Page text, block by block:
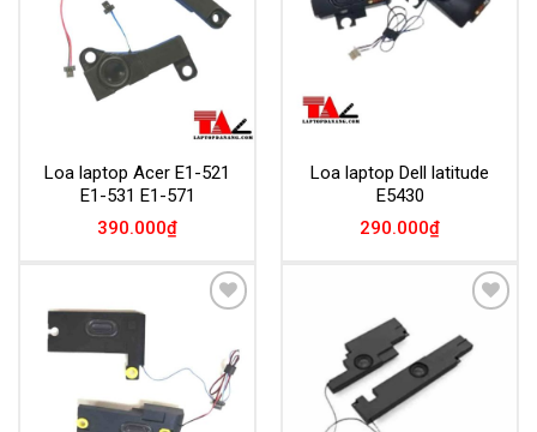
Loa laptop Acer E1-521
E1-531 E1-571
390.000₫
Loa laptop Dell latitude
E5430
290.000₫
Wishlist